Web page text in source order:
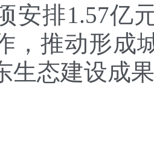
安排1.57亿
，推动形成
生态建设成